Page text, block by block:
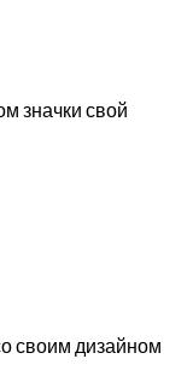
значки свой
своим дизайном